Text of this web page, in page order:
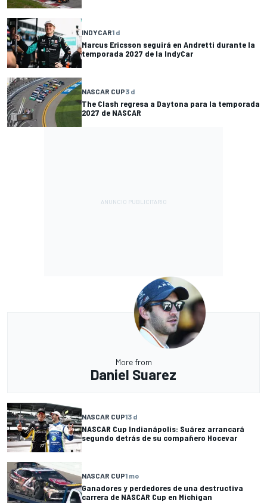
INDYCAR1 d
Marcus Ericsson seguirá en Andretti durante la
temporada 2027 de la IndyCar
NASCAR CUP3 d
The Clash regresa a Daytona para la temporada
2027 de NASCAR
More from
Daniel Suarez
NASCAR CUP13 d
NASCAR Cup Indianápolis: Suárez arrancará
segundo detrás de su compañero Hocevar
NASCAR CUP1 mo
Ganadores y perdedores de una destructiva
carrera de NASCAR Cup en Michigan